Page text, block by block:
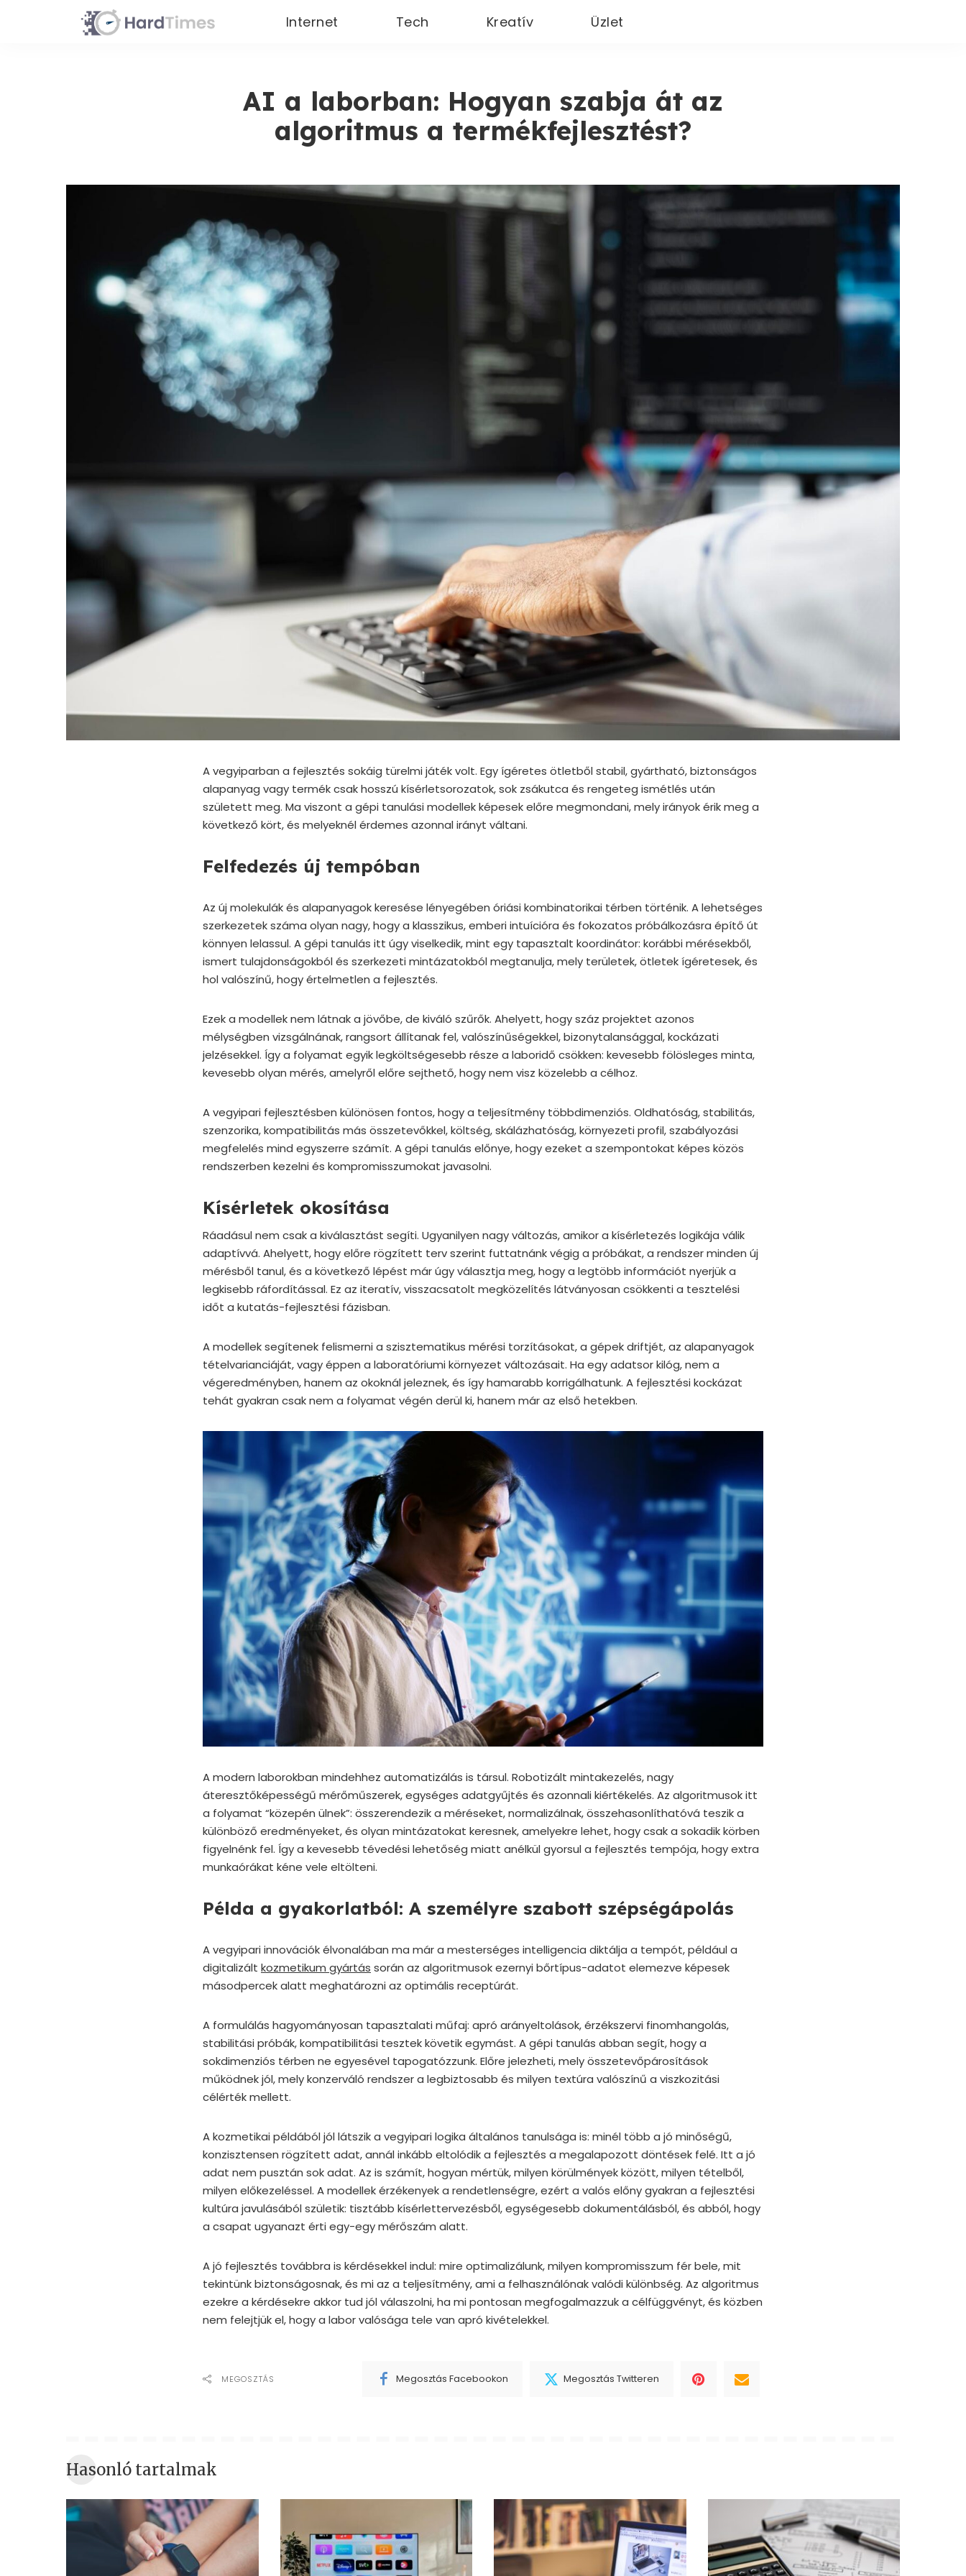
Internet Tech Kreatív Üzlet
AI a laborban: Hogyan szabja át az
algoritmus a termékfejlesztést?
A vegyiparban a fejlesztés sokáig türelmi játék volt. Egy ígéretes ötletből stabil, gyártható, biztonságos
alapanyag vagy termék csak hosszú kísérletsorozatok, sok zsákutca és rengeteg ismétlés után
született meg. Ma viszont a gépi tanulási modellek képesek előre megmondani, mely irányok érik meg a
következő kört, és melyeknél érdemes azonnal irányt váltani.
Felfedezés új tempóban
Az új molekulák és alapanyagok keresése lényegében óriási kombinatorikai térben történik. A lehetséges
szerkezetek száma olyan nagy, hogy a klasszikus, emberi intuícióra és fokozatos próbálkozásra építő út
könnyen lelassul. A gépi tanulás itt úgy viselkedik, mint egy tapasztalt koordinátor: korábbi mérésekből,
ismert tulajdonságokból és szerkezeti mintázatokból megtanulja, mely területek, ötletek ígéretesek, és
hol valószínű, hogy értelmetlen a fejlesztés.
Ezek a modellek nem látnak a jövőbe, de kiváló szűrők. Ahelyett, hogy száz projektet azonos
mélységben vizsgálnának, rangsort állítanak fel, valószínűségekkel, bizonytalansággal, kockázati
jelzésekkel. Így a folyamat egyik legköltségesebb része a laboridő csökken: kevesebb fölösleges minta,
kevesebb olyan mérés, amelyről előre sejthető, hogy nem visz közelebb a célhoz.
A vegyipari fejlesztésben különösen fontos, hogy a teljesítmény többdimenziós. Oldhatóság, stabilitás,
szenzorika, kompatibilitás más összetevőkkel, költség, skálázhatóság, környezeti profil, szabályozási
megfelelés mind egyszerre számít. A gépi tanulás előnye, hogy ezeket a szempontokat képes közös
rendszerben kezelni és kompromisszumokat javasolni.
Kísérletek okosítása
Ráadásul nem csak a kiválasztást segíti. Ugyanilyen nagy változás, amikor a kísérletezés logikája válik
adaptívvá. Ahelyett, hogy előre rögzített terv szerint futtatnánk végig a próbákat, a rendszer minden új
mérésből tanul, és a következő lépést már úgy választja meg, hogy a legtöbb információt nyerjük a
legkisebb ráfordítással. Ez az iteratív, visszacsatolt megközelítés látványosan csökkenti a tesztelési
időt a kutatás-fejlesztési fázisban.
A modellek segítenek felismerni a szisztematikus mérési torzításokat, a gépek driftjét, az alapanyagok
tételvarianciáját, vagy éppen a laboratóriumi környezet változásait. Ha egy adatsor kilóg, nem a
végeredményben, hanem az okoknál jeleznek, és így hamarabb korrigálhatunk. A fejlesztési kockázat
tehát gyakran csak nem a folyamat végén derül ki, hanem már az első hetekben.
A modern laborokban mindehhez automatizálás is társul. Robotizált mintakezelés, nagy
áteresztőképességű mérőműszerek, egységes adatgyűjtés és azonnali kiértékelés. Az algoritmusok itt
a folyamat “közepén ülnek”: összerendezik a méréseket, normalizálnak, összehasonlíthatóvá teszik a
különböző eredményeket, és olyan mintázatokat keresnek, amelyekre lehet, hogy csak a sokadik körben
figyelnénk fel. Így a kevesebb tévedési lehetőség miatt anélkül gyorsul a fejlesztés tempója, hogy extra
munkaórákat kéne vele eltölteni.
Példa a gyakorlatból: A személyre szabott szépségápolás
A vegyipari innovációk élvonalában ma már a mesterséges intelligencia diktálja a tempót, például a
digitalizált kozmetikum gyártás során az algoritmusok ezernyi bőrtípus-adatot elemezve képesek
másodpercek alatt meghatározni az optimális receptúrát.
A formulálás hagyományosan tapasztalati műfaj: apró arányeltolások, érzékszervi finomhangolás,
stabilitási próbák, kompatibilitási tesztek követik egymást. A gépi tanulás abban segít, hogy a
sokdimenziós térben ne egyesével tapogatózzunk. Előre jelezheti, mely összetevőpárosítások
működnek jól, mely konzerváló rendszer a legbiztosabb és milyen textúra valószínű a viszkozitási
célérték mellett.
A kozmetikai példából jól látszik a vegyipari logika általános tanulsága is: minél több a jó minőségű,
konzisztensen rögzített adat, annál inkább eltolódik a fejlesztés a megalapozott döntések felé. Itt a jó
adat nem pusztán sok adat. Az is számít, hogyan mértük, milyen körülmények között, milyen tételből,
milyen előkezeléssel. A modellek érzékenyek a rendetlenségre, ezért a valós előny gyakran a fejlesztési
kultúra javulásából születik: tisztább kísérlettervezésből, egységesebb dokumentálásból, és abból, hogy
a csapat ugyanazt érti egy-egy mérőszám alatt.
A jó fejlesztés továbbra is kérdésekkel indul: mire optimalizálunk, milyen kompromisszum fér bele, mit
tekintünk biztonságosnak, és mi az a teljesítmény, ami a felhasználónak valódi különbség. Az algoritmus
ezekre a kérdésekre akkor tud jól válaszolni, ha mi pontosan megfogalmazzuk a célfüggvényt, és közben
nem felejtjük el, hogy a labor valósága tele van apró kivételekkel.
MEGOSZTÁS Megosztás Facebookon Megosztás Twitteren
Hasonló tartalmak